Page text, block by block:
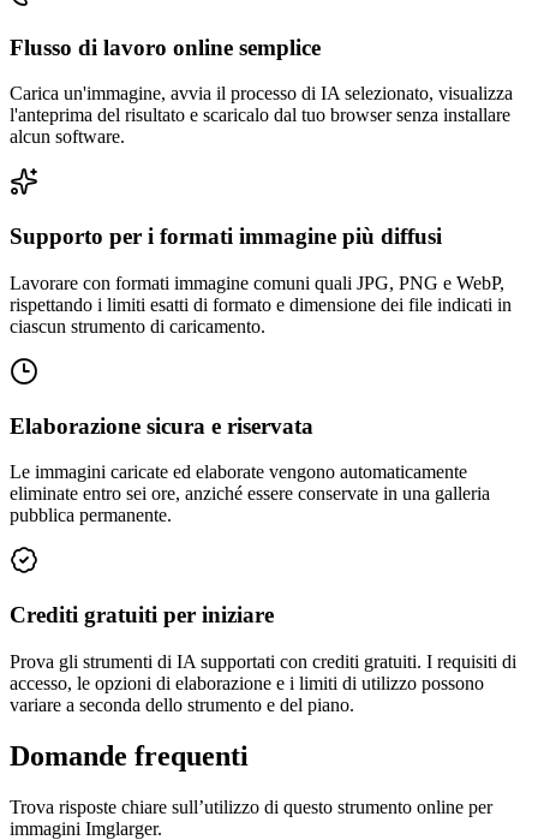
Flusso di lavoro online semplice
Carica un'immagine, avvia il processo di IA selezionato, visualizza
l'anteprima del risultato e scaricalo dal tuo browser senza installare
alcun software.
Supporto per i formati immagine più diffusi
Lavorare con formati immagine comuni quali JPG, PNG e WebP,
rispettando i limiti esatti di formato e dimensione dei file indicati in
ciascun strumento di caricamento.
Elaborazione sicura e riservata
Le immagini caricate ed elaborate vengono automaticamente
eliminate entro sei ore, anziché essere conservate in una galleria
pubblica permanente.
Crediti gratuiti per iniziare
Prova gli strumenti di IA supportati con crediti gratuiti. I requisiti di
accesso, le opzioni di elaborazione e i limiti di utilizzo possono
variare a seconda dello strumento e del piano.
Domande frequenti
Trova risposte chiare sull’utilizzo di questo strumento online per
immagini Imglarger.